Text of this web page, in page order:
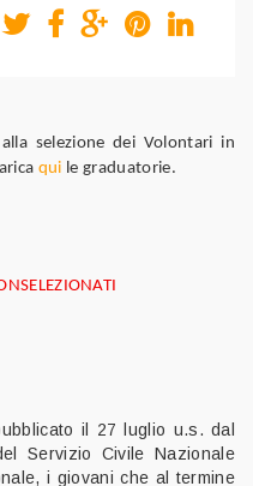
selezione dei Volontari in
qui le graduatorie.
il 27 luglio u.s. dal
Servizio Civile Nazionale
i giovani che al termine